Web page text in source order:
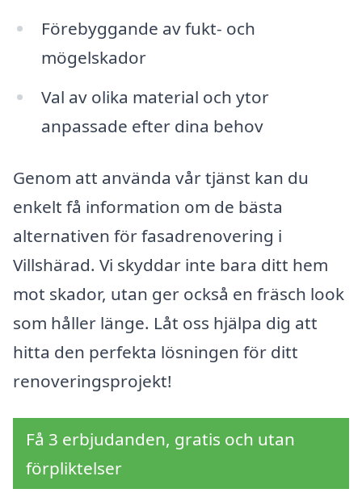
Förebyggande av fukt- och
mögelskador
Val av olika material och ytor
anpassade efter dina behov
Genom att använda vår tjänst kan du
enkelt få information om de bästa
alternativen för fasadrenovering i
Villshärad. Vi skyddar inte bara ditt hem
mot skador, utan ger också en fräsch look
som håller länge. Låt oss hjälpa dig att
hitta den perfekta lösningen för ditt
renoveringsprojekt!
Få 3 erbjudanden, gratis och utan
förpliktelser